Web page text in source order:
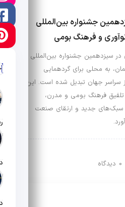
جشنواره بین‌المللی
و فرهنگ بومی
سیزدهمین جشنواره بین‌المللی
به محلی برای گردهمایی
سراسر جهان تبدیل شده است. این
تلفیق فرهنگ بومی و مدرن،
سبک‌های جدید و ارتقای صنعت
0 دیدگاه